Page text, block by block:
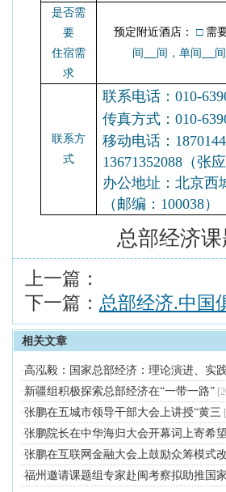
是否需
要
住宿需
求
预定附近酒店： □ 需
间
间，单间
联系方
式
联系电话：010-
传真方式：010-
移动电话：
13671352088（张应
办公地址：北京西
（邮编：100038）
总部经济课
上一篇：
下一篇： 总部经济.中国
相关文章
·高泓毅：国家总部经济：理论演进、实
·新疆组积极探索总部经济在“一带一路” [
·张鹏在五城市领导干部大会上讲授“黄三 [
·张鹏院长在中华海归大会开幕词上寄希望
·张鹏在互联网金融大会上鼓励众筹模式改
·福州邀请课题组专家赴闽考察拟助推国家